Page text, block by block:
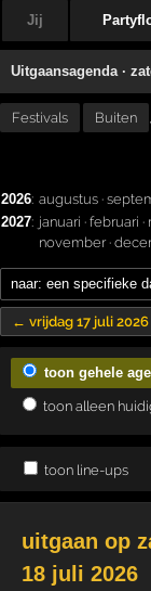
Jij
Uitgaansagenda ·
Festivals Buiten
2026: augustus ·
2027: januari · februari ·
november·
← vrijdag 17 juli 2026
toon gehele
toon alleen
toon line-ups
uitgaan op
18 juli 2026